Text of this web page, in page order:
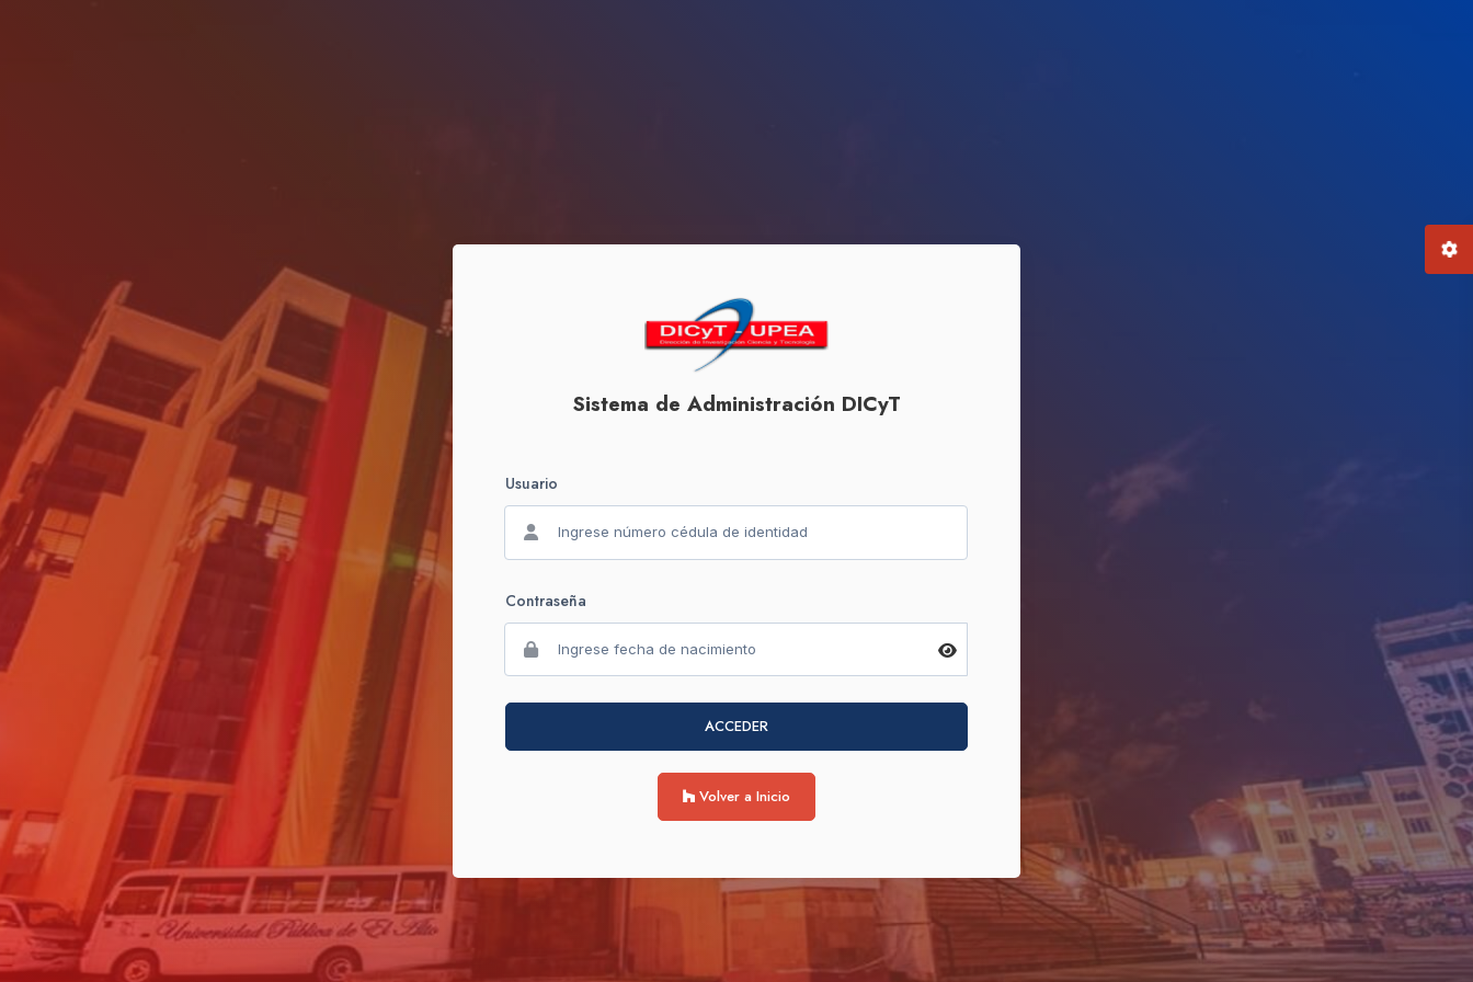
Sistema de Administración DICyT
Usuario
Contraseña
ACCEDER
Volver a Inicio